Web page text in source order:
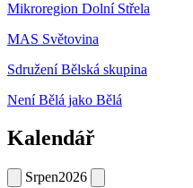
Mikroregion Dolní Střela
MAS Světovina
Sdružení Bělská skupina
Není Bělá jako Bělá
Kalendář
Srpen2026